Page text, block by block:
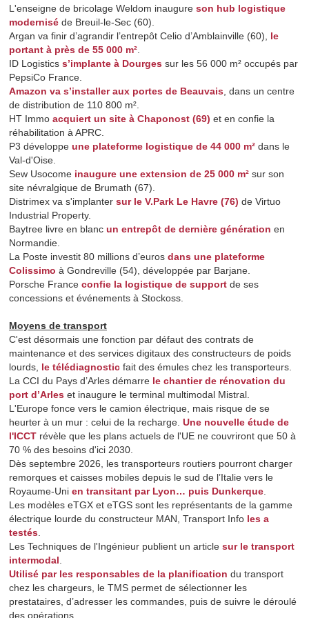
L'enseigne de bricolage Weldom inaugure son hub logistique
modernisé de Breuil-le-Sec (60).
Argan va finir d’agrandir l’entrepôt Celio d’Amblainville (60), le
portant à près de 55 000 m²
ID Logistics s’implante à Dourges sur les 56 000 m² occupés par
PepsiCo France.
Amazon va s’installer aux portes de Beauvais , dans un centre
de distribution de 110 800 m².
HT Immo acquiert un site à Chaponost (69) et en confie la
réhabilitation à APRC.
P3 développe une plateforme logistique de 44 000 m² dans le
Val-d'Oise.
Sew Usocome inaugure une extension de 25 000 m² sur son
site névralgique de Brumath (67).
Distrimex va s'implanter sur le V.Park Le Havre (76) de Virtuo
Industrial Property.
Baytree livre en blanc un entrepôt de dernière génération en
Normandie.
La Poste investit 80 millions d’euros dans une plateforme
Colissimo à Gondreville (54), développée par Barjane.
Porsche France confie la logistique de support de ses
concessions et événements à Stockoss.
Moyens de transport
C'est désormais une fonction par défaut des contrats de
maintenance et des services digitaux des constructeurs de poids
lourds, le télédiagnostic fait des émules chez les transporteurs.
La CCI du Pays d’Arles démarre le chantier de rénovation du
port d’Arles et inaugure le terminal multimodal Mistral.
L'Europe fonce vers le camion électrique, mais risque de se
heurter à un mur : celui de la recharge. Une nouvelle étude de
l'ICCT révèle que les plans actuels de l'UE ne couvriront que 50 à
70 % des besoins d'ici 2030.
Dès septembre 2026, les transporteurs routiers pourront charger
remorques et caisses mobiles depuis le sud de l’Italie vers le
Royaume-Uni en transitant par Lyon… puis Dunkerque
Les modèles eTGX et eTGS sont les représentants de la gamme
électrique lourde du constructeur MAN, Transport Info les a
testés
Les Techniques de l'Ingénieur publient un article sur le transport
intermodal
Utilisé par les responsables de la planification du transport
chez les chargeurs, le TMS permet de sélectionner les
prestataires, d’adresser les commandes, puis de suivre le déroulé
des opérations.